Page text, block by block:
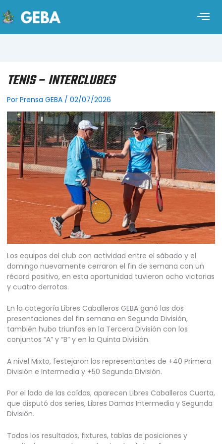
TENIS – INTERCLUBES
Por Prensa GEBA / 02/07/2026
Los equipos del club con actividad entre el sábado y el
domingo nuevamente cerraron el fin de semana con un
récord positivo, en esta oportunidad tuvieron ocho victorias
y cuatro derrotas.
En la categoría Libres Caballeros GEBA ganó las dos
presentaciones del fin semana en Segunda División,
también hubo triunfos en la Tercera División con los
conjuntos “A” y “B” y en la Quinta División.
A nivel Mixto, festejaron los representantes de +40 Primera
División e Intermedia y +50 Segunda División.
Por el lado de las caídas, aparecen Libres Caballeros Cuarta,
que disputó dos series, Libres Damas Intermedia y Segunda
División.
Todos los resultados, fixtures, tablas de posiciones y